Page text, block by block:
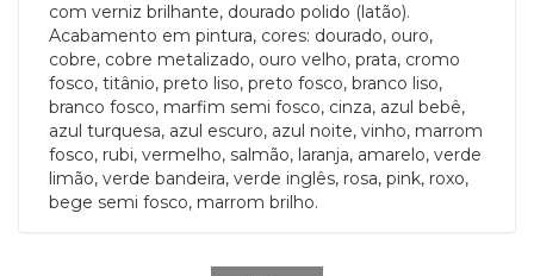
com verniz brilhante, dourado polido (latão).
Acabamento em pintura, cores: dourado, ouro,
cobre, cobre metalizado, ouro velho, prata, cromo
fosco, titânio, preto liso, preto fosco, branco liso,
branco fosco, marfim semi fosco, cinza, azul bebê,
azul turquesa, azul escuro, azul noite, vinho, marrom
fosco, rubi, vermelho, salmão, laranja, amarelo, verde
limão, verde bandeira, verde inglês, rosa, pink, roxo,
bege semi fosco, marrom brilho.